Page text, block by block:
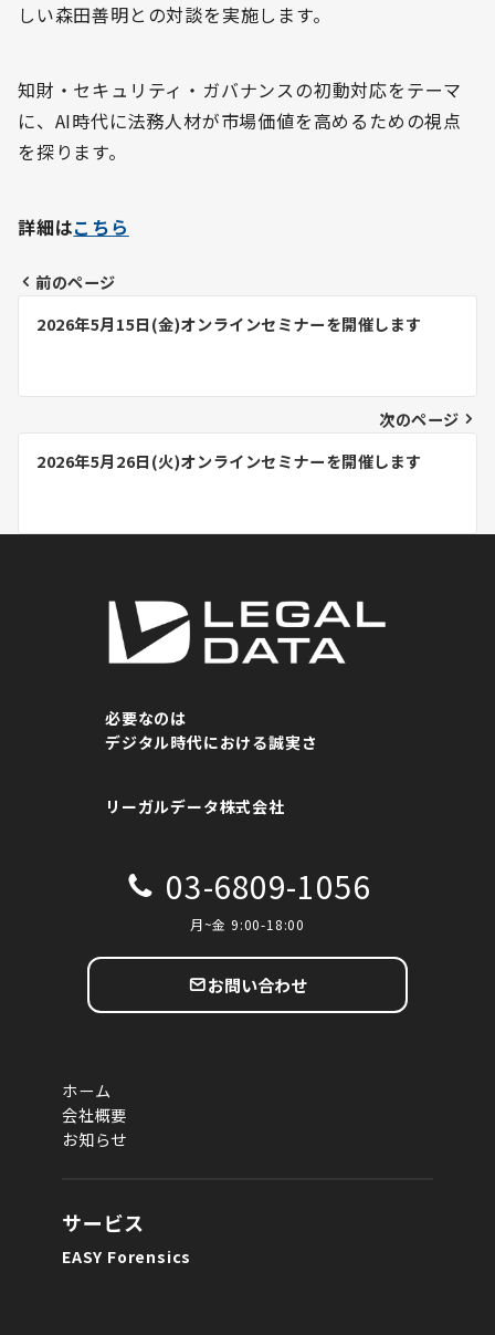
しい森田善明との対談を実施します。
知財・セキュリティ・ガバナンスの初動対応をテーマ
に、AI時代に法務人材が市場価値を高めるための視点
を探ります。
詳細はこちら
投
ナ
ビ
ゲ
シ
前のページ
2026年5月15日(金)オンラインセミナーを開催します
次のページ
2026年5月26日(火)オンラインセミナーを開催します
必要なのは
デジタル時代における誠実さ
リーガルデータ株式会社
03-6809-1056
月~金 9:00-18:00
お問い合わせ
ホーム
会社概要
お知らせ
サービス
EASY Forensics